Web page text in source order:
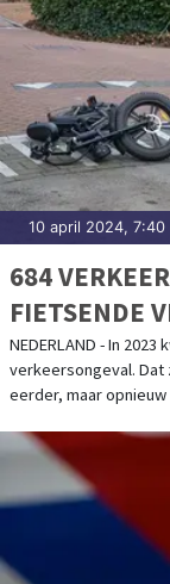
10 april 2024, 7:40
684
FIETSENDE
NEDERLAND - In
verkeersongeval. Dat
eerder, maar opnieuw